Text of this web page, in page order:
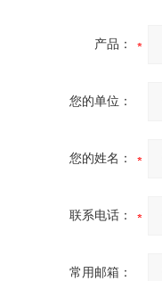
产品：
您的单位：
您的姓名：
联系电话：
常用邮箱：